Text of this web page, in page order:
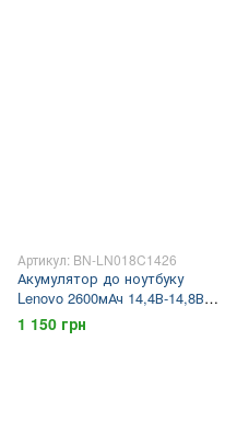
Артикул: BN-LN018C1426
Акумулятор до ноутбуку
Lenovo 2600мАч 14,4В-14,8В
l13s4a01, l13m4a01, lenovo b50-
30, lenovo b50, lenovo b50-70,
1 150 грн